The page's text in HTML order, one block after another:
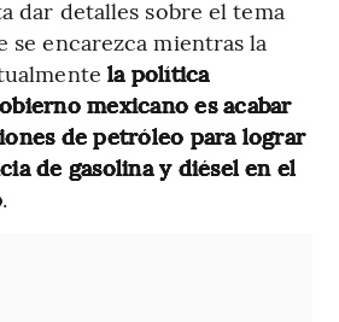
dar detalles sobre el tema
se encarezca mientras la
la política
mexicano es acabar
de petróleo para lograr
de gasolina y diésel en el
.